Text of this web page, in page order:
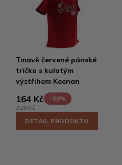
Tmavě červené pánské
tričko s kulatým
výstřihem Keenan
164 Kč
-50%
328 Kč
DETAIL PRODUKTU